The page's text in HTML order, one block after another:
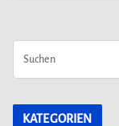
KATEGORIEN